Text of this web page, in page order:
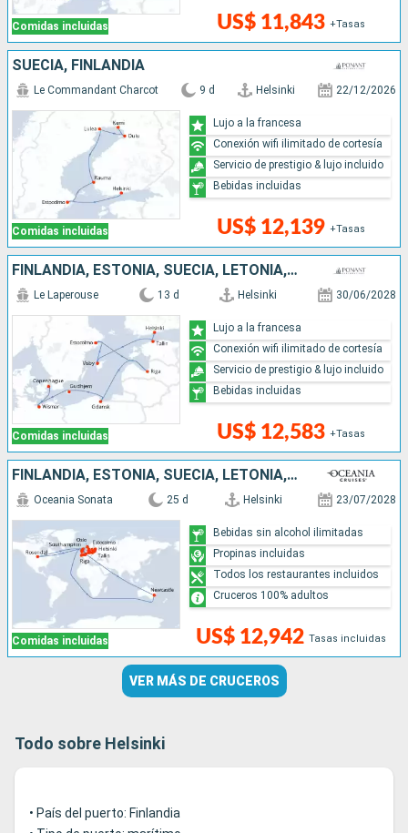
Comidas incluidas US$ 11,843 +Tasas
SUECIA, FINLANDIA
Comidas incluidas
Le Commandant Charcot 9 d Helsinki 22/12/2026
US$ 12,139 +Tasas
Lujo a la francesa
Conexión wifi ilimitado de cortesía
Servicio de prestigio & lujo incluido
Bebidas incluidas
FINLANDIA, ESTONIA, SUECIA, LETONIA, POLONIA, ALEMANIA, DINAMARCA
Comidas incluidas
Le Laperouse 13 d Helsinki 30/06/2028
US$ 12,583 +Tasas
Lujo a la francesa
Conexión wifi ilimitado de cortesía
Servicio de prestigio & lujo incluido
Bebidas incluidas
FINLANDIA, ESTONIA, SUECIA, LETONIA, LITUANIA, POLONIA, ALEMANIA, DINAMARCA, NORUEGA, REINO UNIDO, AUSTRALIA, PAISES BAJOS, BÉLGICA
Comidas incluidas
Oceania Sonata 25 d Helsinki 23/07/2028
US$ 12,942 Tasas incluidas
Bebidas sin alcohol ilimitadas
Propinas incluidas
Todos los restaurantes incluidos
Cruceros 100% adultos
VER MÁS DE CRUCEROS
Todo sobre Helsinki
• País del puerto: Finlandia